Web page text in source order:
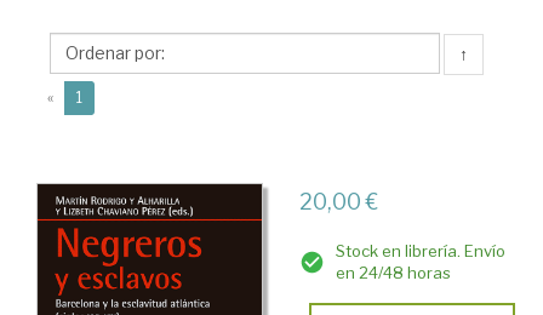
Lizbeth
J.
↑
« 1
20,00 €
Stock en librería. Envío
en 24/48 horas